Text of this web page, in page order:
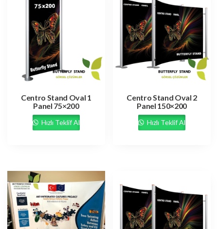
Centro Stand Oval 1
Panel 75×200
Hızlı Teklif Al
Centro Stand Oval 2
Panel 150×200
Hızlı Teklif Al